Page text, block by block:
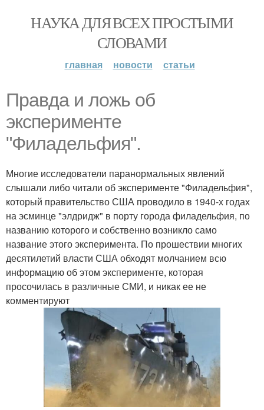
НАУКА ДЛЯ ВСЕХ ПРОСТЫМИ
СЛОВАМИ
главная новости статьи
Правда и ложь об
эксперименте
"Филадельфия".
Многие исследователи паранормальных явлений
слышали либо читали об эксперименте "Филадельфия",
который правительство США проводило в 1940-х годах
на эсминце "элдридж" в порту города филадельфия, по
названию которого и собственно возникло само
название этого эксперимента. По прошествии многих
десятилетий власти США обходят молчанием всю
информацию об этом эксперименте, которая
просочилась в различные СМИ, и никак ее не
комментируют